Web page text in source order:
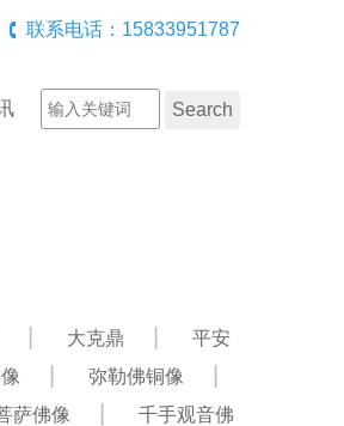
联系电话：15833951787
大克鼎
平安
弥勒佛铜像
萨佛像
千手观音佛